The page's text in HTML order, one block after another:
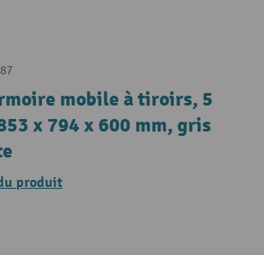
mobile à tiroirs, 5
x 794 x 600 mm, gris
produit